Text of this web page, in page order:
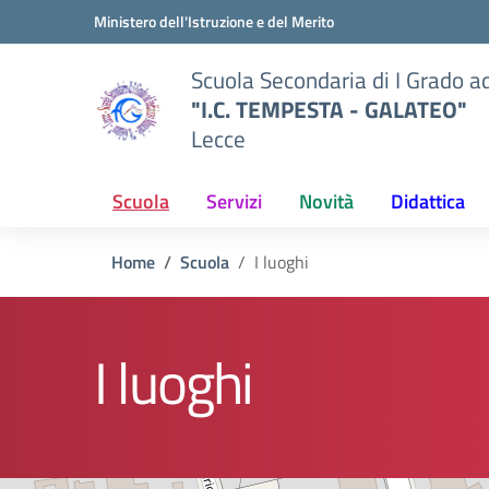
Vai ai contenuti
Vai al menu di navigazioneMinistero dell'Istruzione e del Merito
Scuola Secondaria di I Grado
"I.C. TEMPESTA - GALATEO"
Lecce
Scuola Servizi Novità Didattica
Home Scuola I luoghi
I luoghi